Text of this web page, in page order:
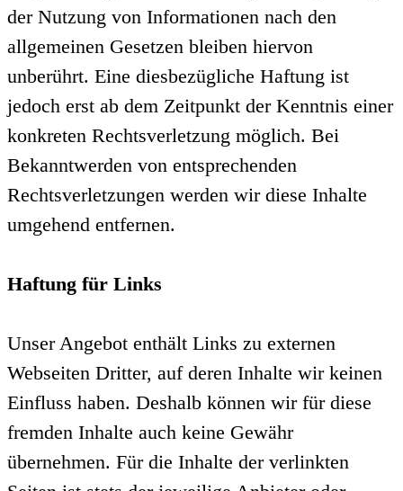
der Nutzung von Informationen nach den
allgemeinen Gesetzen bleiben hiervon
unberührt. Eine diesbezügliche Haftung ist
jedoch erst ab dem Zeitpunkt der Kenntnis einer
konkreten Rechtsverletzung möglich. Bei
Bekanntwerden von entsprechenden
Rechtsverletzungen werden wir diese Inhalte
umgehend entfernen.
Haftung für Links
Unser Angebot enthält Links zu externen
Webseiten Dritter, auf deren Inhalte wir keinen
Einfluss haben. Deshalb können wir für diese
fremden Inhalte auch keine Gewähr
übernehmen. Für die Inhalte der verlinkten